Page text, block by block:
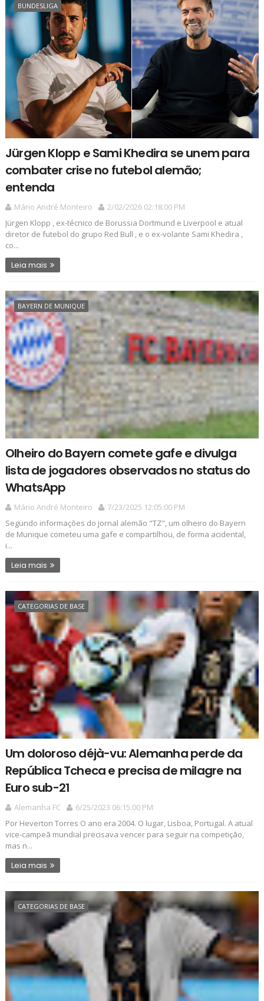
BUNDESLIGA
Jürgen Klopp e Sami Khedira se unem para
combater crise no futebol alemão;
entenda
Mário André Monteiro
2/02/2026 02:18:00 PM
Jürgen Klopp , ex-técnico de Borussia Dortmund e Liverpool e atual
diretor de futebol do grupo Red Bull , e o ex-volante Sami Khedira ,
co...
Leia mais
BAYERN DE MUNIQUE
Olheiro do Bayern comete gafe e divulga
lista de jogadores observados no status do
WhatsApp
Mário André Monteiro
7/23/2025 12:05:00 PM
Segundo informações do jornal alemão "TZ", um olheiro do Bayern
de Munique cometeu uma gafe e compartilhou, de forma acidental,
i...
Leia mais
CATEGORIAS DE BASE
Um doloroso déjà-vu: Alemanha perde da
República Tcheca e precisa de milagre na
Euro sub-21
Alemanha FC
6/25/2023 06:15:00 PM
Por Heverton Torres O ano era 2004. O lugar, Lisboa, Portugal. A atual
vice-campeã mundial precisava vencer para seguir na competição,
mas n...
Leia mais
CATEGORIAS DE BASE